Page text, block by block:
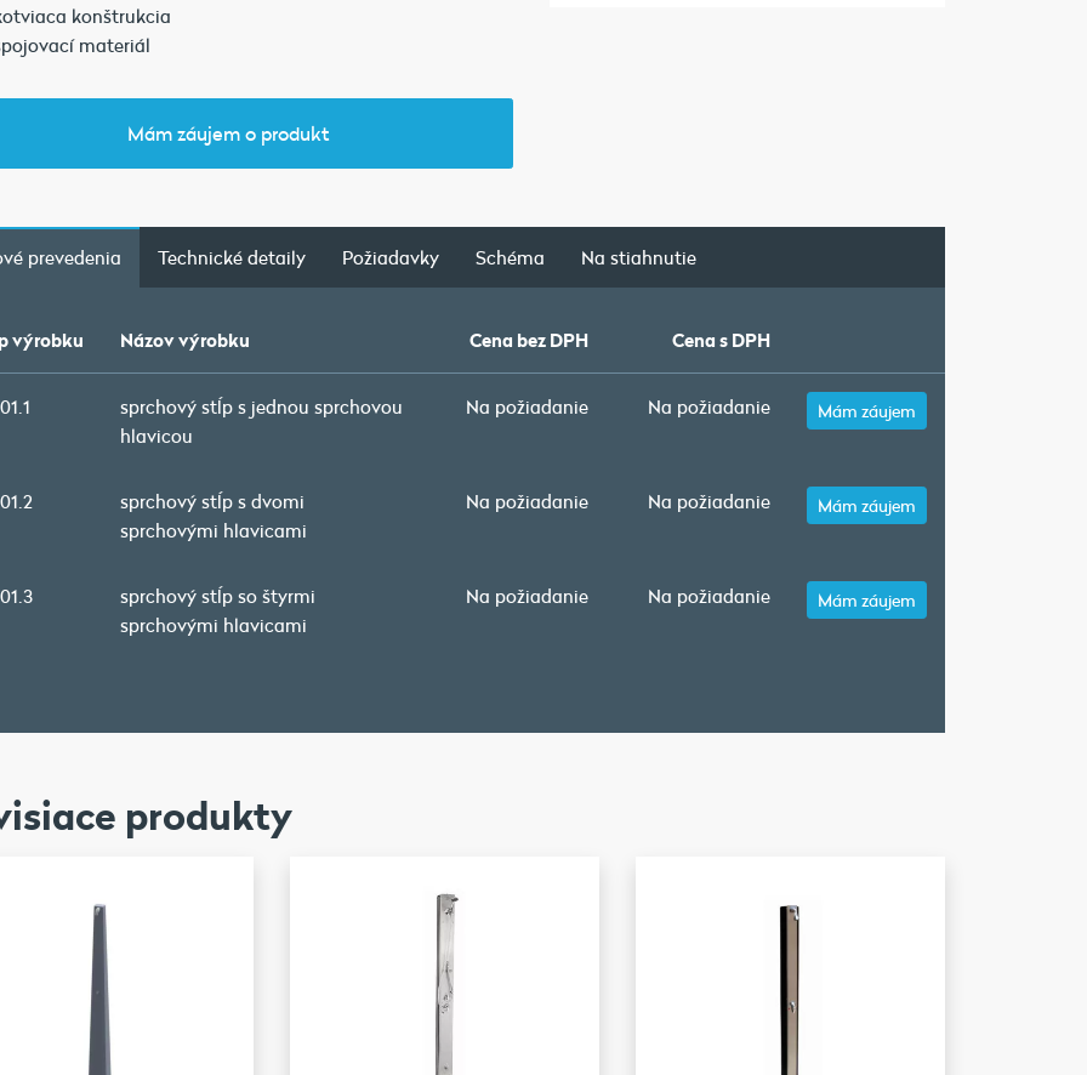
konštrukcia
materiál
Mám záujem o produkt
prevedenia Technické detaily Požiadavky Schéma Na stiahnutie
výrobku Názov výrobku Cena bez DPH Cena s DPH
sprchový stĺp s jednou sprchovou
hlavicou
Na požiadanie Na požiadanie Mám záujem
sprchový stĺp s dvomi
sprchovými hlavicami
Na požiadanie Na požiadanie Mám záujem
sprchový stĺp so štyrmi
sprchovými hlavicami
Na požiadanie Na požiadanie Mám záujem
produkty